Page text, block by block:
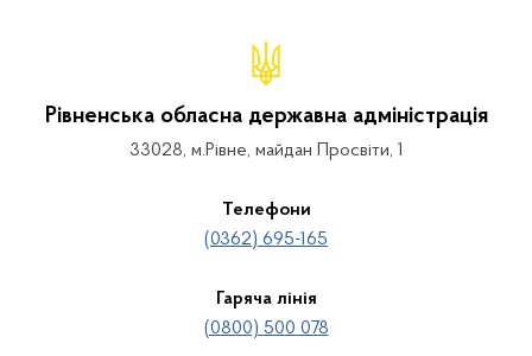
Рівненська обласна державна адміністрація
33028, м.Рівне, майдан Просвіти, 1
Телефони
(0362) 695-165
Гаряча лінія
(0800) 500 078